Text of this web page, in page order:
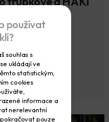
používat
souhlas s
ukládají ve
statistickým,
cookies
informace a
nerelevantní
pouze